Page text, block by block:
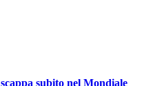
subito nel Mondiale